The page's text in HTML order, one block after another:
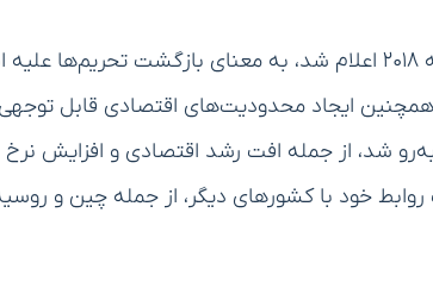
خروج آمریکا از برجام، که به صورت رسمی در تاریخ ۸ مه ۲۰۱۸ اعلام شد، به معنای بازگشت
ایجاد محدودیت‌های اقتصادی قابل توجهی
شد، از جمله افت رشد اقتصادی و افزایش نرخ
خود با کشورهای دیگر، از جمله چین و